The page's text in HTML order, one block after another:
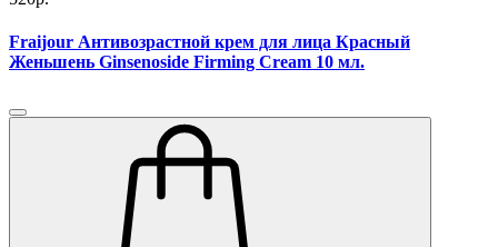
Fraijour Антивозрастной крем для лица Красный
Женьшень Ginsenoside Firming Cream 10 мл.